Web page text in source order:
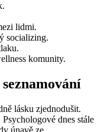
lidmi.
socializing.
komunity.
lásku zjednodušit.
dnes stále
únavě ze